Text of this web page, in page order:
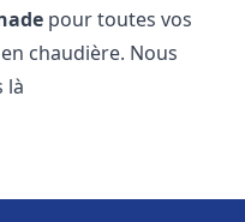
pour toutes vos
chaudière. Nous
là